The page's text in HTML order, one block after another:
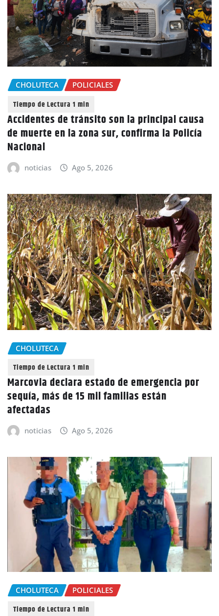
CHOLUTECA POLICIALES
Accidentes de tránsito son la principal causa
de muerte en la zona sur, confirma la Policía
Nacional
noticias Ago 5, 2026
CHOLUTECA
Marcovia declara estado de emergencia por
sequía, más de 15 mil familias están
afectadas
noticias Ago 5, 2026
CHOLUTECA POLICIALES